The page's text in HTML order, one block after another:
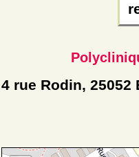
4 rue Rodin, 25052